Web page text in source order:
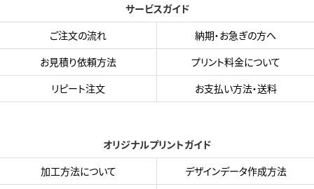
サービスガイド
ご注文の流れ
納期・お急ぎの方へ
お見積り依頼方法
プリント料金について
リピート注文
お支払い方法・送料
オリジナルプリントガイド
加工方法について
デザインデータ作成方法